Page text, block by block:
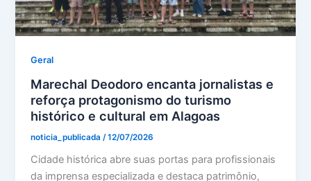
Geral
Marechal Deodoro encanta jornalistas e
reforça protagonismo do turismo
histórico e cultural em Alagoas
noticia_publicada /12/07/2026
Cidade histórica abre suas portas para profissionais
da imprensa especializada e destaca patrimônio,